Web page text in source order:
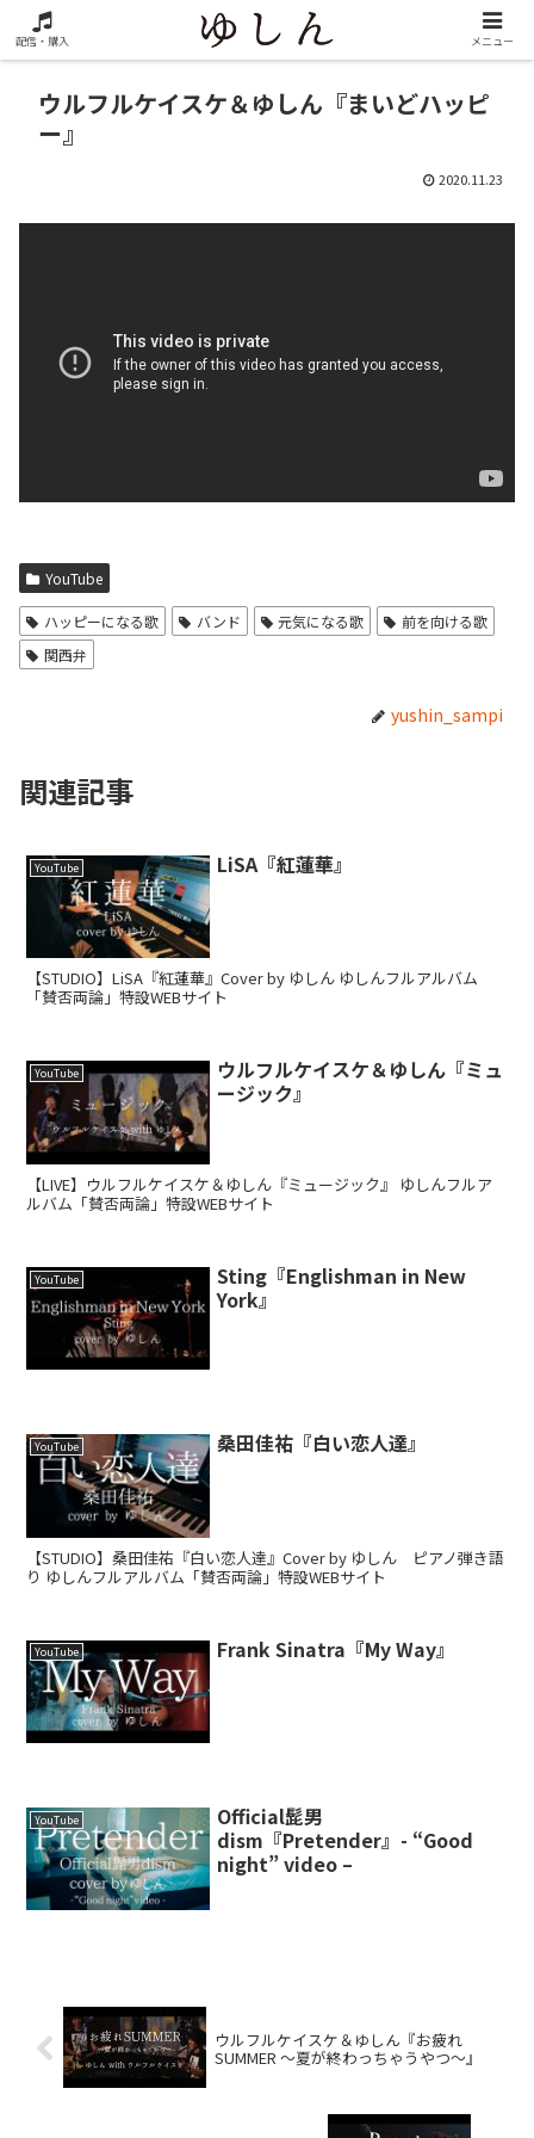
ウルフルケイスケ＆ゆしん『まいどハッピ
ー』
2020.11.23
YouTube
ハッピーになる歌 バンド 元気になる歌
前を向ける歌
関西弁
yushin_sampi
関連記事
YouTube LiSA『紅蓮華』
【STUDIO】LiSA『紅蓮華』Cover by ゆしん ゆしんフルアルバム
「賛否両論」特設WEBサイト
YouTube
ウルフルケイスケ＆ゆしん『ミュ
ージック』
【LIVE】ウルフルケイスケ＆ゆしん『ミュージック』 ゆしんフルア
ルバム「賛否両論」特設WEBサイト
YouTube
Sting『Englishman in New
York』
YouTube 桑田佳祐『白い恋人達』
【STUDIO】桑田佳祐『白い恋人達』Cover by ゆしん ピアノ弾き語
り ゆしんフルアルバム「賛否両論」特設WEBサイト
YouTube Frank Sinatra『My Way』
YouTube
Official髭男
dism『Pretender』- “Good
night” video –
ウルフルケイスケ＆ゆしん『お疲れ
SUMMER ～夏が終わっちゃうやつ～』
配信・購入 メニュー